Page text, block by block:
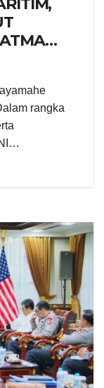
rangka